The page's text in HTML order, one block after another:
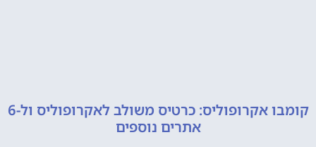
קומבו אקרופוליס: כרטיס משולב לאקרופוליס ול-6
אתרים נוספים